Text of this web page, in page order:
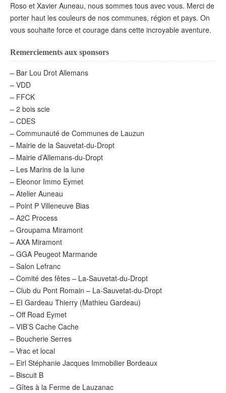
Roso et Xavier Auneau, nous sommes tous avec vous. Merci de
porter haut les couleurs de nos communes, région et pays. On
vous souhaite force et courage dans cette incroyable aventure.
Remerciements aux sponsors
– Bar Lou Drot Allemans
– VDD
– FFCK
– 2 bois scie
– CDES
– Communauté de Communes de Lauzun
– Mairie de la Sauvetat-du-Dropt
– Mairie d’Allemans-du-Dropt
– Les Marins de la lune
– Eleonor Immo Eymet
– Atelier Auneau
– Point P Villeneuve Bias
– A2C Process
– Groupama Miramont
– AXA Miramont
– GGA Peugeot Marmande
– Salon Lefranc
– Comité des fêtes – La-Sauvetat-du-Dropt
– Club du Pont Romain – La-Sauvetat-du-Dropt
– EI Gardeau Thierry (Mathieu Gardeau)
– Off Road Eymet
– VIB’S Cache Cache
– Boucherie Serres
– Vrac et local
– Eirl Stéphanie Jacques Immobilier Bordeaux
– Biscuit B
– Gîtes à la Ferme de Lauzanac